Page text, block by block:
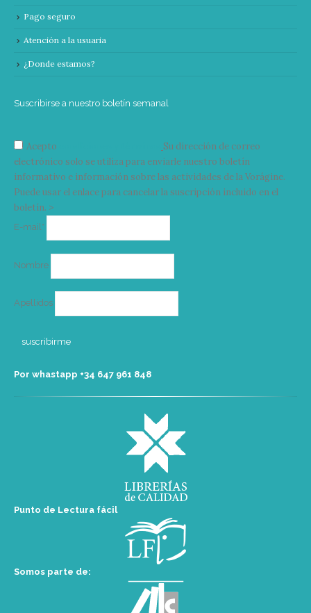
Pago seguro
Atención a la usuaria
¿Donde estamos?
Suscribirse a nuestro boletín semanal
Acepto
Su dirección de correo
electrónico solo se utiliza para enviarle nuestro boletín
informativo e información sobre las actividades de la Vorágine.
Puede usar el enlace para cancelar la suscripción incluido en el
boletín. >
E-mail*
Nombre
Apellidos
Por whastapp +34 ‭647 961 848‬
Punto de Lectura fácil
Somos parte de: